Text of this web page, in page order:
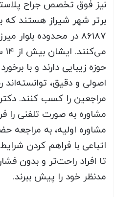
نیز فوق تخصص جراح
برتر شهر شیراز هستند که
86187 در محدوده
حوزه زیبایی دارند و با
اصولی و دقیق،
مراجعین را کسب کنند.
مشاوره به صورت تلفنی را
مشاوره اولیه، به مراجعه
اتباعی با فراهم ‌کردن
تا افراد راحت‌تر و بدون
مدنظر خود را پیش ببرند.